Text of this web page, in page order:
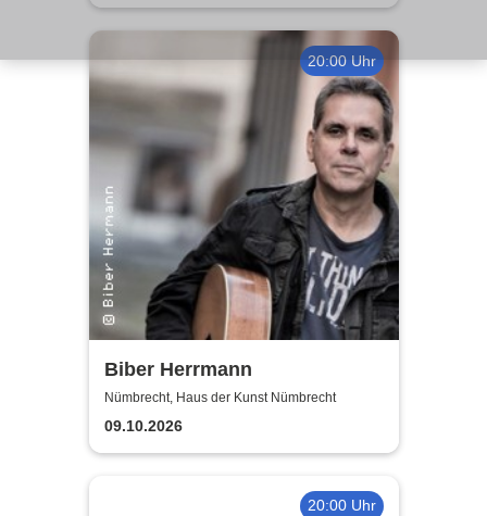
20:00 Uhr
Biber Herrmann
Nümbrecht, Haus der Kunst Nümbrecht
09.10.2026
20:00 Uhr